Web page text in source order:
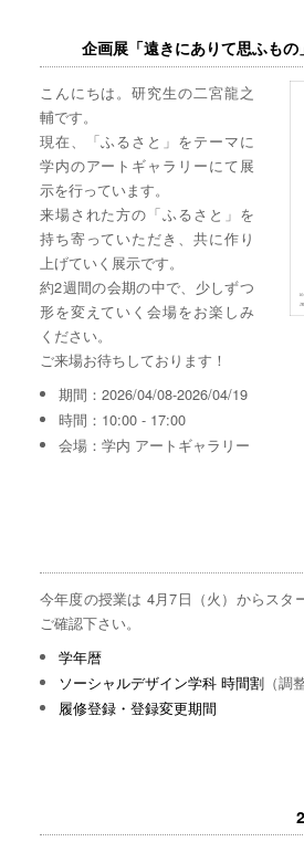
企画展「遠きにありて思ふも
こんにちは。研究生の二宮龍之
輔です。
現在、「ふるさと」をテーマに
学内のアートギャラリーにて展
示を行っています。
来場された方の「ふるさと」を
持ち寄っていただき、共に作り
上げていく展示です。
約2週間の会期の中で、少しずつ
形を変えていく会場をお楽しみ
ください。
ご来場お待ちしております！
期間：2026/04/08-2026/04/19
時間：10:00 - 17:00
会場：学内 アートギャラリー
今年度の授業は 4月7日（火）からスタ
ご確認下さい。
学年暦
ソーシャルデザイン学科 時間割 （調
履修登録・登録変更期間